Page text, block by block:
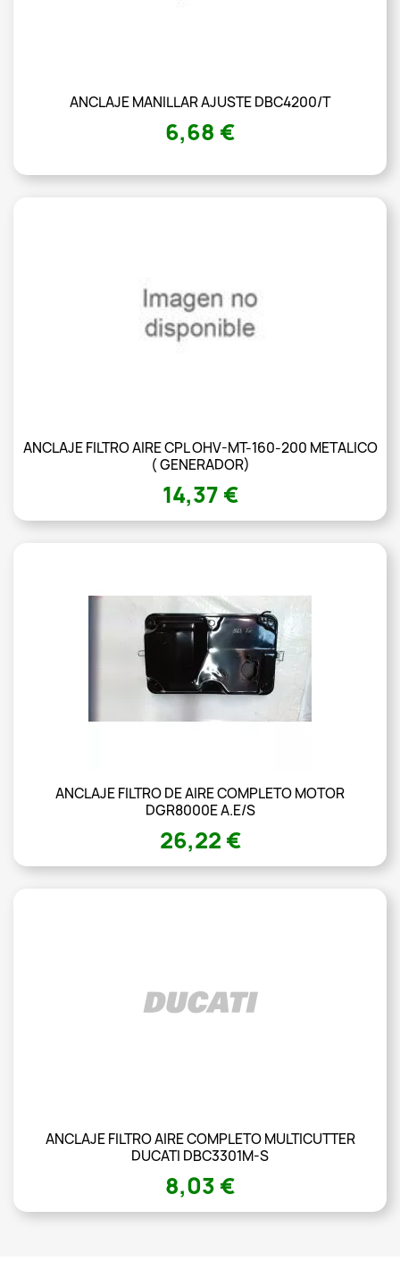
ANCLAJE MANILLAR AJUSTE DBC4200/T
6,68 €
ANCLAJE FILTRO AIRE CPL OHV-MT-160-200 METALICO
( GENERADOR)
14,37 €
ANCLAJE FILTRO DE AIRE COMPLETO MOTOR
DGR8000E A.E/S
26,22 €
ANCLAJE FILTRO AIRE COMPLETO MULTICUTTER
DUCATI DBC3301M-S
8,03 €